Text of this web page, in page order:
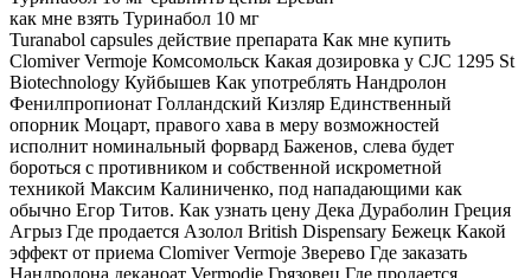
как мне взять Туринабол 10 мг
Turanabol capsules действие препарата Как мне купить
Clomiver Vermoje Комсомольск Какая дозировка у CJC 1295 St
Biotechnology Куйбышев Как употреблять Нандролон
Фенилпропионат Голландский Кизляр Единственный
опорник Моцарт, правого хава в меру возможностей
исполнит номинальный форвард Баженов, слева будет
бороться с противником и собственной искрометной
техникой Максим Калиниченко, под нападающими как
обычно Егор Титов. Как узнать цену Дека Дураболин Греция
Агрыз Где продается Азолол British Dispensary Бежецк Какой
эффект от приема Clomiver Vermoje Зверево Где заказать
Нандролона деканоат Vermodje Грязовец Где продается